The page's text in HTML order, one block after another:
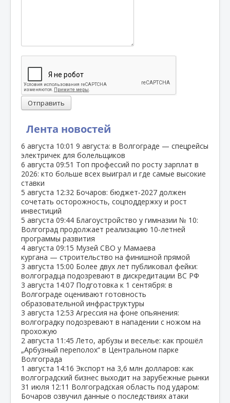
Лента новостей
6 августа 10:01 9 августа: в Волгограде — спецрейсы
электричек для болельщиков
6 августа 09:51 Топ профессий по росту зарплат в
2026: кто больше всех выиграл и где самые высокие
ставки
5 августа 12:32 Бочаров: бюджет‑2027 должен
сочетать осторожность, соцподдержку и рост
инвестиций
5 августа 09:44 Благоустройство у гимназии № 10:
Волгоград продолжает реализацию 10‑летней
программы развития
4 августа 09:15 Музей СВО у Мамаева
кургана — строительство на финишной прямой
3 августа 15:00 Более двух лет публиковал фейки:
волгоградца подозревают в дискредитации ВС РФ
3 августа 14:07 Подготовка к 1 сентября: в
Волгограде оценивают готовность
образовательной инфраструктуры
3 августа 12:53 Агрессия на фоне опьянения:
волгоградку подозревают в нападении с ножом на
прохожую
2 августа 11:45 Лето, арбузы и веселье: как прошёл
„Арбузный переполох“ в Центральном парке
Волгограда
1 августа 14:16 Экспорт на 3,6 млн долларов: как
волгоградский бизнес выходит на зарубежные рынки
31 июля 12:11 Волгоградская область под ударом:
Бочаров озвучил данные о последствиях атаки
Отправить